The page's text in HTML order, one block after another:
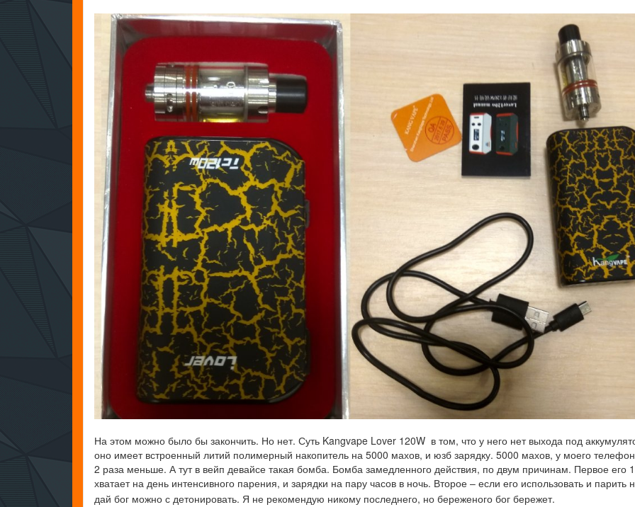
На этом можно было бы закончить. Но нет. Суть Kangvape Lover 120W в том, что у него нет выхода под
оно имеет встроенный литий полимерный накопитель на 5000 махов, и юзб зарядку. 5000 махов, у моего
2 раза меньше. А тут в вейп девайсе такая бомба. Бомба замедленного действия, по двум причинам. Первое его
хватает на день интенсивного парения, и зарядки на пару часов в ночь. Второе – если его использовать и парить
дай бог можно с детонировать. Я не рекомендую никому последнего, но береженого бог бережет.